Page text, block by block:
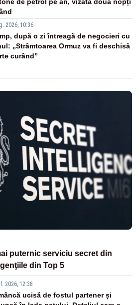
2026, 10:36
după o zi întreagă de negocieri cu
„Strâmtoarea Ormuz va fi deschisă
curând”
puternic serviciu secret din
din Top 5
2026, 12:38
ucisă de fostul partener și